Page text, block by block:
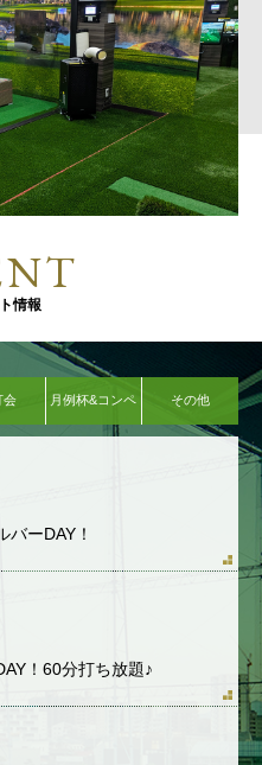
情報
会 月例杯&コンペ その他
ーDAY！
！60分打ち放題♪